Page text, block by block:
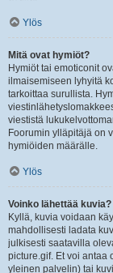
Ylös
Mitä ovat hymiöt?
Hymiöt tai emoticonit
ilmaisemiseen lyhyitä
tarkoittaa surullista.
viestistä
Foorumin ylläpitäjä on
hymiöiden määrälle.
Ylös
Voinko lähettää kuvia?
Kyllä, kuvia voidaan
mahdollisesti ladata
julkisesti saatavilla
picture.gif. Et voi antaa
yleinen palvelin) tai